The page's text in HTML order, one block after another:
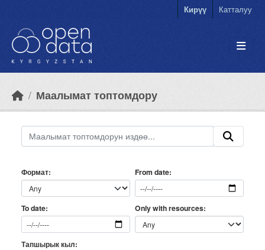
Кирүү Катталуу
Маалымат топтомдору
Формат From date
To date Only with resources
Тапшырык кыл